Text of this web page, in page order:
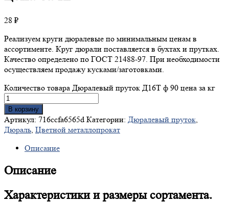
28 ₽
Реализуем круги дюралевые по минимальным ценам в
ассортименте. Круг дюрали поставляется в бухтах и прутках.
Качество определено по ГОСТ 21488-97. При необходимости
осуществляем продажу кусками/заготовками.
Количество товара Дюралевый пруток Д16Т ф 90 цена за кг
В корзину
Артикул: 716ccfa6565d Категории: Дюралевый пруток,
Дюраль, Цветной металлопрокат
Описание
Описание
Характеристики и размеры сортамента.